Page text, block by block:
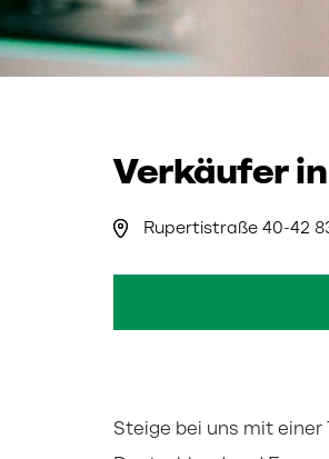
Verkäufer
Rupertistraße 40-42
Steige bei uns mit